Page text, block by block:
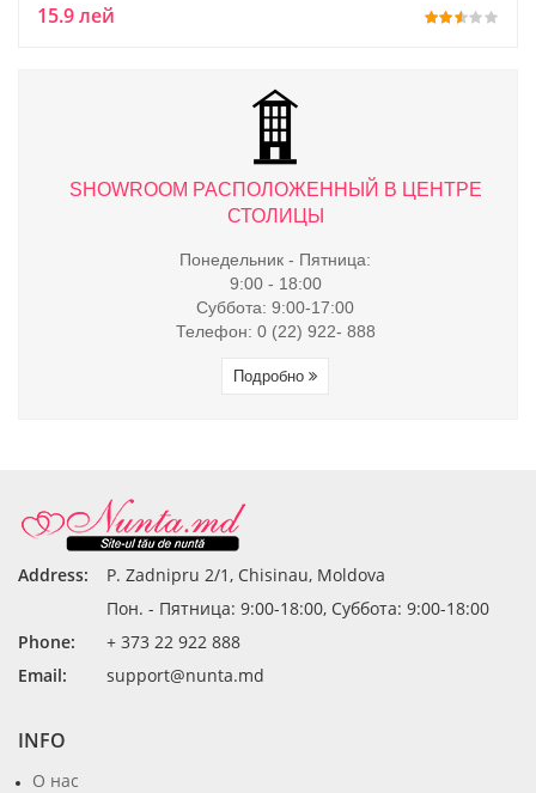
15.9 лей
SHOWROOM РАСПОЛОЖЕННЫЙ В ЦЕНТРЕ
СТОЛИЦЫ
Понедельник - Пятница:
9:00 - 18:00
Суббота: 9:00-17:00
Телефон: 0 (22) 922- 888
Подробно
Address:
P. Zadnipru 2/1, Chisinau, Moldova
Пон. - Пятница: 9:00-18:00, Суббота: 9:00-18:00
Phone:
+ 373 22 922 888
Email:
support@nunta.md
INFO
О нас